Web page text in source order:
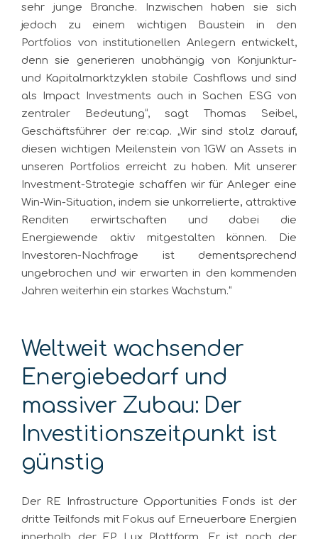
sehr junge Branche. Inzwischen haben sie sich
jedoch zu einem wichtigen Baustein in den
Portfolios von institutionellen Anlegern entwickelt,
denn sie generieren unabhängig von Konjunktur-
und Kapitalmarktzyklen stabile Cashflows und sind
als Impact Investments auch in Sachen ESG von
zentraler Bedeutung“, sagt Thomas Seibel,
Geschäftsführer der re:cap. „Wir sind stolz darauf,
diesen wichtigen Meilenstein von 1GW an Assets in
unseren Portfolios erreicht zu haben. Mit unserer
Investment-Strategie schaffen wir für Anleger eine
Win-Win-Situation, indem sie unkorrelierte, attraktive
Renditen erwirtschaften und dabei die
Energiewende aktiv mitgestalten können. Die
Investoren-Nachfrage ist dementsprechend
ungebrochen und wir erwarten in den kommenden
Jahren weiterhin ein starkes Wachstum.“
Weltweit wachsender
Energiebedarf und
massiver Zubau: Der
Investitionszeitpunkt ist
günstig
Der RE Infrastructure Opportunities Fonds ist der
dritte Teilfonds mit Fokus auf Erneuerbare Energien